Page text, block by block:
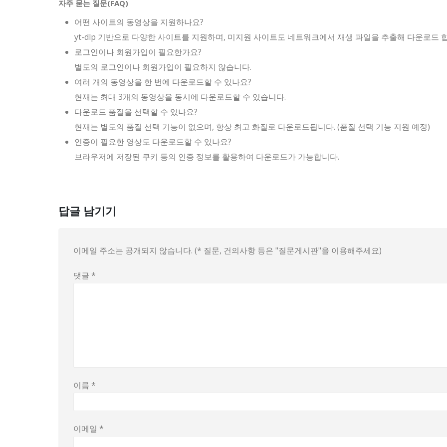
자주 묻는 질문(FAQ)
어떤 사이트의 동영상을 지원하나요?
yt-dlp 기반으로 다양한 사이트를 지원하며, 미지원 사이트도 네트워크에서 재생 파일을 추출해 다운로드
로그인이나 회원가입이 필요한가요?
별도의 로그인이나 회원가입이 필요하지 않습니다.
여러 개의 동영상을 한 번에 다운로드할 수 있나요?
현재는 최대 3개의 동영상을 동시에 다운로드할 수 있습니다.
다운로드 품질을 선택할 수 있나요?
현재는 별도의 품질 선택 기능이 없으며, 항상 최고 화질로 다운로드됩니다. (품질 선택 기능 지원 예정)
인증이 필요한 영상도 다운로드할 수 있나요?
브라우저에 저장된 쿠키 등의 인증 정보를 활용하여 다운로드가 가능합니다.
답글 남기기
이메일 주소는 공개되지 않습니다. (* 질문, 건의사항 등은 "질문게시판"을 이용해주세요)
댓글 *
이름 *
이메일 *